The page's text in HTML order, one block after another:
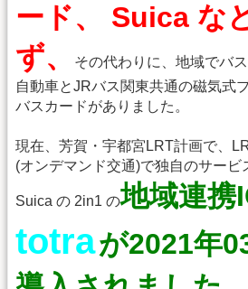
ード、 Suica な
ず、
その代わりに、地域でバ
自動車とJRバス関東共通の磁気式
バスカードがありました。
現在、芳賀・宇都宮LRT計画で、
(オンデマンド交通)で独自のサービ
Suica の 2in1 の地域連携
totraが2021年